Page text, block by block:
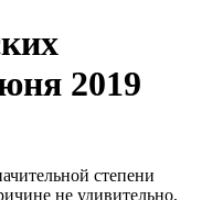
2019
степени
не удивительно,